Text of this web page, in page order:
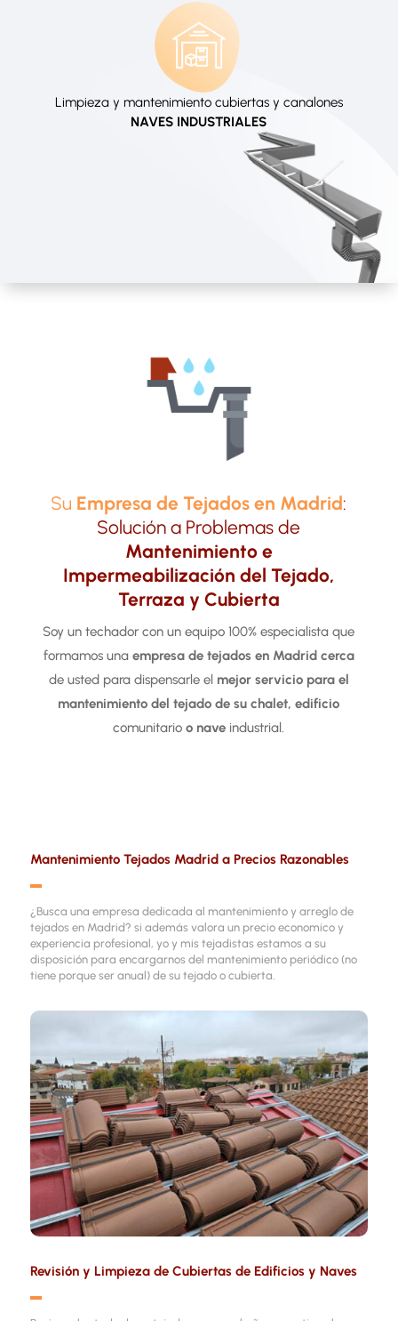
Limpieza y mantenimiento cubiertas y canalones
NAVES INDUSTRIALES
Su Empresa de Tejados en Madrid:
Solución a Problemas de
Mantenimiento e
Impermeabilización del Tejado,
Terraza y Cubierta
Soy un techador con un equipo 100% especialista que
formamos unaempresa de tejados en Madrid cerca
de usted para dispensarle el mejor servicio para el
mantenimiento del tejado de su chalet, edificio
comunitarioo nave industrial.
Mantenimiento Tejados Madrid a Precios Razonables
▬
¿Busca una empresa dedicada al mantenimiento y arreglo de
tejados en Madrid? si además valora un precio economico y
experiencia profesional, yo y mis tejadistas estamos a su
disposición para encargarnos del mantenimiento periódico (no
tiene porque ser anual) de su tejado o cubierta.
Revisión y Limpieza de Cubiertas de Edificios y Naves
▬